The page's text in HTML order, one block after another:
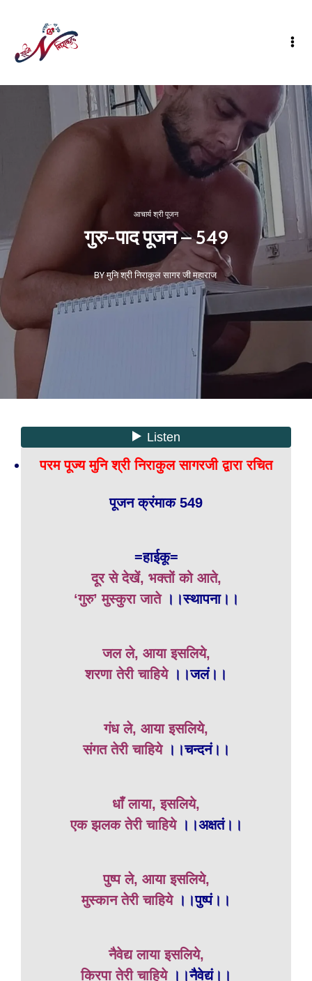
आचार्य श्री पूजन
गुरु-पाद पूजन – 549
BY मुनि श्री निराकुल सागर जी महाराज
परम पूज्य मुनि श्री निराकुल सागरजी द्वारा रचित
पूजन क्रंमाक 549
=हाईकू=
दूर से देखें, भक्तों को आते,
‘गुरु’ मुस्कुरा जाते ।।स्थापना।।
जल ले, आया इसलिये,
शरणा तेरी चाहिये ।।जलं।।
गंध ले, आया इसलिये,
संगत तेरी चाहिये।।चन्दनं।।
धाँ लाया, इसलिये,
एक झलक तेरी चाहिये ।।अक्षतं।।
पुष्प ले, आया इसलिये,
मुस्कान तेरी चाहिये ।।पुष्पं।।
नैवेद्य लाया इसलिये,
किरपा तेरी चाहिये ।।नैवेद्यं।।